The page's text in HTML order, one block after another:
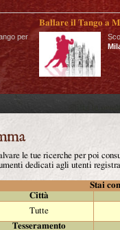
per
Ballare il Tango a
le tue ricerche per poi
dedicati agli utenti
Stai
Città
Tutte
Tesseramento